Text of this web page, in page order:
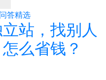
答精选
站，找别人
么省钱？